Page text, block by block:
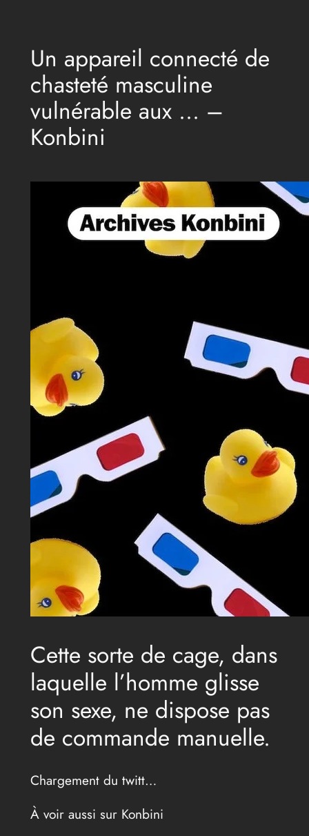
contenuUn appareil connecté de
chasteté masculine
vulnérable aux … –
Konbini
Cette sorte de cage, dans
laquelle l’homme glisse
son sexe, ne dispose pas
de commande manuelle.
Chargement du twitt…
À voir aussi sur Konbini